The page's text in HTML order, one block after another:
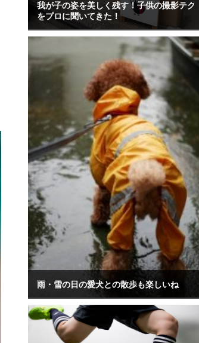
我が子の姿を美しく残す！子供の撮影テク
をプロに聞いてきた！
雨・雪の日の愛犬との散歩も楽しいね